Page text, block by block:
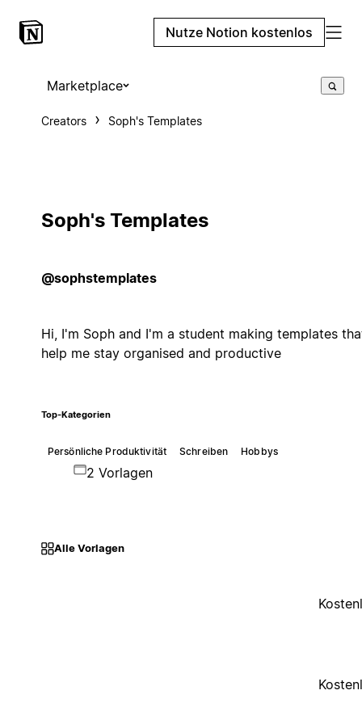
Nutze Notion kostenlos
Marketplace
Creators Soph's Templates
Soph's Templates
@sophstemplates
Hi, I'm Soph and I'm a student making templates
help me stay organised and productive
Top-Kategorien
Persönliche Produktivität Schreiben Hobbys
2 Vorlagen
Alle Vorlagen